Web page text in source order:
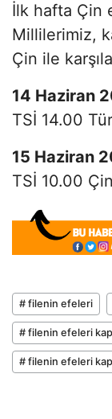
İlk hafta Çin
Millilerimiz,
Çin ile
14 Haziran
TSİ 14.00
15 Haziran
TSİ 10.00
# filenin efeleri
# filenin efeleri
# filenin efeleri